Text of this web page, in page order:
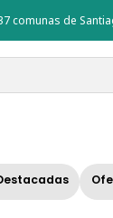
comunas de